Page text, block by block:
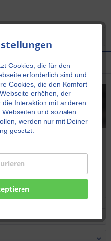
Cookies, die für den
erforderlich sind und
Cookies, die den Komfort
erhöhen, der
Interaktion mit anderen
und sozialen
werden nur mit Deiner
gesetzt.
in Überlänge, Übergröße,
Mit unserem Jeans-
schnell die passende